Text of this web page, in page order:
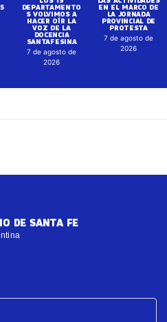
DEPARTAMENTO
S VOLVIMOS A
HACER OÍR LA
VOZ DE LA
DOCENCIA
SANTAFESINA
7 de agosto de
2026
EN EL MARCO DE
LA JORNADA
PROVINCIAL DE
PROTESTA
7 de agosto de
2026
DE SANTA FE